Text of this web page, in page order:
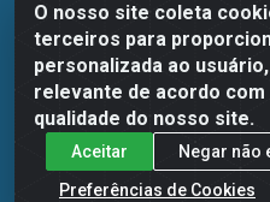
O nosso site coleta
terceiros para
personalizada ao
relevante de acordo
qualidade do nosso site.
Aceitar
Negar não
Preferências de Cookies
Dispan Distribuidora de
Marechal Mascarenhas
Recife/PE - CEP 51.170-